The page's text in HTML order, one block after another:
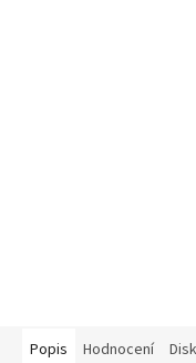
Popis Hodnocení